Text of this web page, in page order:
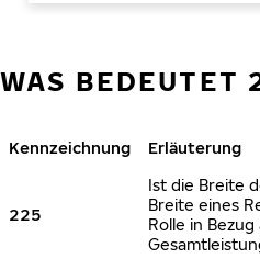
WAS BEDEUTET
Kennzeichnung Erläuterung
225
Ist die Breite
Breite eines
Rolle in